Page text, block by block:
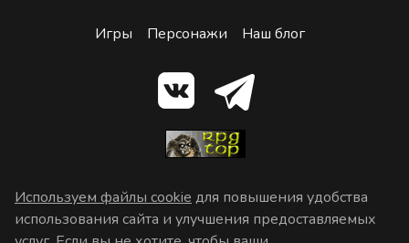
Игры Персонажи Наш блог
Используем файлы cookie для повышения удобства
использования сайта и улучшения предоставляемых